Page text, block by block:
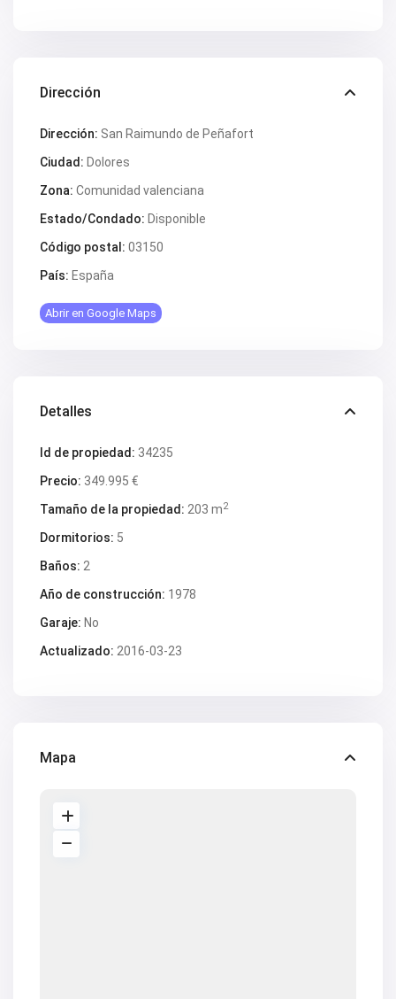
Dirección
Dirección: San Raimundo de Peñafort
Ciudad: Dolores
Zona: Comunidad valenciana
Estado/Condado: Disponible
Código postal: 03150
País: España
Abrir en Google Maps
Detalles
Id de propiedad: 34235
Precio: 349.995 €
Tamaño de la propiedad: 203 m2
Dormitorios: 5
Baños: 2
Año de construcción: 1978
Garaje: No
Actualizado: 2016-03-23
Mapa